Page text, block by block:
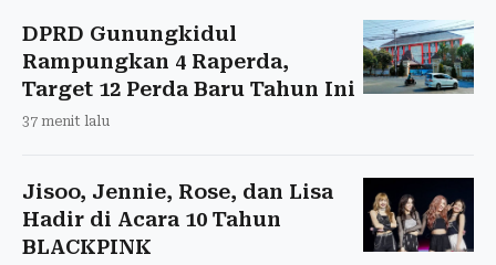
DPRD Gunungkidul
Rampungkan 4 Raperda,
Target 12 Perda Baru Tahun Ini
37 menit lalu
Jisoo, Jennie, Rose, dan Lisa
Hadir di Acara 10 Tahun
BLACKPINK